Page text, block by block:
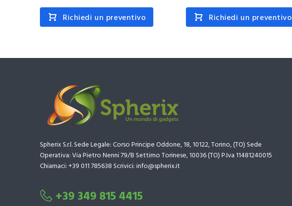
Richiedi un preventivo Richiedi un preventivo
Spherix S.r.l. Sede Legale: Corso Principe Oddone, 18, 10122, Torino, (TO) Sede
Operativa: Via Pietro Nenni 79/B Settimo Torinese, 10036 (TO) P.Iva 11481240015
Chiamaci: +39 011 785638 Scrivici: info@spherix.it
+39 349 815 4415